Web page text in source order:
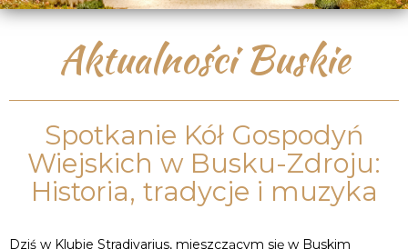
Aktualności Buskie
Spotkanie Kół Gospodyń
Wiejskich w Busku-Zdroju:
Historia, tradycje i muzyka
Dziś w Klubie Stradivarius, mieszczącym się w Buskim